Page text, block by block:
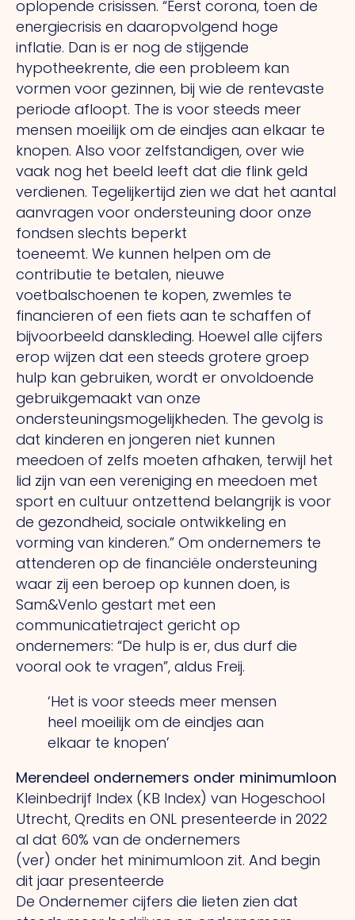
oplopende crisissen. “Eerst corona, toen de
energiecrisis en daaropvolgend hoge
inflatie. Dan is er nog de stijgende
hypotheekrente, die een probleem kan
vormen voor gezinnen, bij wie de rentevaste
periode afloopt. The is voor steeds meer
mensen moeilijk om de eindjes aan elkaar te
knopen. Also voor zelfstandigen, over wie
vaak nog het beeld leeft dat die flink geld
verdienen. Tegelijkertijd zien we dat het aantal
aanvragen voor ondersteuning door onze
fondsen slechts beperkt
toeneemt. We kunnen helpen om de
contributie te betalen, nieuwe
voetbalschoenen te kopen, zwemles te
financieren of een fiets aan te schaffen of
bijvoorbeeld danskleding. Hoewel alle cijfers
erop wijzen dat een steeds grotere groep
hulp kan gebruiken, wordt er onvoldoende
gebruikgemaakt van onze
ondersteuningsmogelijkheden. The gevolg is
dat kinderen en jongeren niet kunnen
meedoen of zelfs moeten afhaken, terwijl het
lid zijn van een vereniging en meedoen met
sport en cultuur ontzettend belangrijk is voor
de gezondheid, sociale ontwikkeling en
vorming van kinderen.” Om ondernemers te
attenderen op de financiële ondersteuning
waar zij een beroep op kunnen doen, is
Sam&Venlo gestart met een
communicatietraject gericht op
ondernemers: “De hulp is er, dus durf die
vooral ook te vragen”, aldus Freij.
‘Het is voor steeds meer mensen
heel moeilijk om de eindjes aan
elkaar te knopen’
Merendeel ondernemers onder minimumloon
Kleinbedrijf Index (KB Index) van Hogeschool
Utrecht, Qredits en ONL presenteerde in 2022
al dat 60% van de ondernemers
(ver) onder het minimumloon zit. And begin
dit jaar presenteerde
De Ondernemer cijfers die lieten zien dat